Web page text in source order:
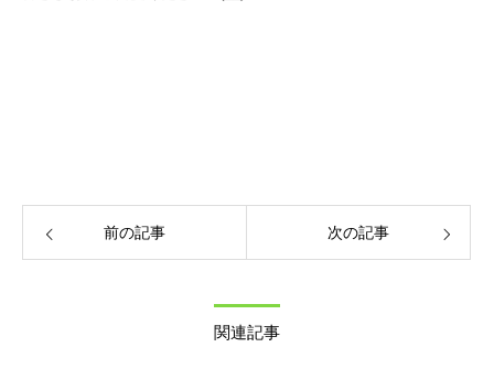
前の記事 次の記事
関連記事